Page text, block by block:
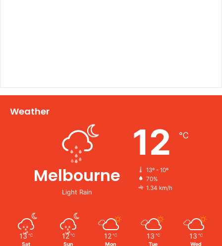
Weather
Melbourne
Light Rain
12 ℃
13º - 10º
70%
1.34 km/h
13 ℃
Sat
12 ℃
Sun
12 ℃
Mon
13 ℃
Tue
13 ℃
Wed